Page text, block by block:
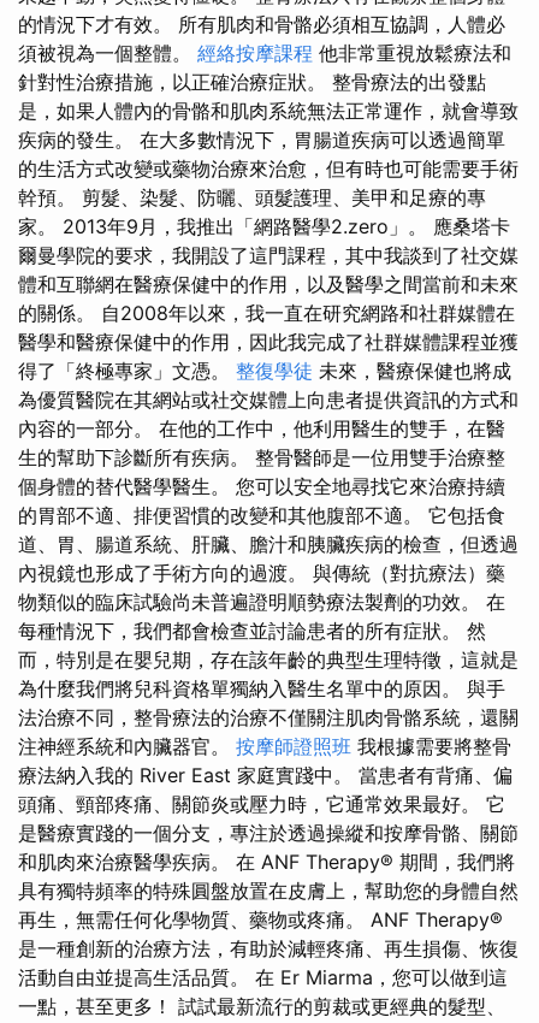
的情況下才有效。 所有肌肉和骨骼必須相互協調，人體必
須被視為一個整體。 經絡按摩課程 他非常重視放鬆療法和
針對性治療措施，以正確治療症狀。 整骨療法的出發點
是，如果人體內的骨骼和肌肉系統無法正常運作，就會導致
疾病的發生。 在大多數情況下，胃腸道疾病可以透過簡單
的生活方式改變或藥物治療來治愈，但有時也可能需要手術
幹預。 剪髮、染髮、防曬、頭髮護理、美甲和足療的專
家。 2013年9月，我推出「網路醫學2.zero」。 應桑塔卡
爾曼學院的要求，我開設了這門課程，其中我談到了社交媒
體和互聯網在醫療保健中的作用，以及醫學之間當前和未來
的關係。 自2008年以來，我一直在研究網路和社群媒體在
醫學和醫療保健中的作用，因此我完成了社群媒體課程並獲
得了「終極專家」文憑。 整復學徒 未來，醫療保健也將成
為優質醫院在其網站或社交媒體上向患者提供資訊的方式和
內容的一部分。 在他的工作中，他利用醫生的雙手，在醫
生的幫助下診斷所有疾病。 整骨醫師是一位用雙手治療整
個身體的替代醫學醫生。 您可以安全地尋找它來治療持續
的胃部不適、排便習慣的改變和其他腹部不適。 它包括食
道、胃、腸道系統、肝臟、膽汁和胰臟疾病的檢查，但透過
內視鏡也形成了手術方向的過渡。 與傳統（對抗療法）藥
物類似的臨床試驗尚未普遍證明順勢療法製劑的功效。 在
每種情況下，我們都會檢查並討論患者的所有症狀。 然
而，特別是在嬰兒期，存在該年齡的典型生理特徵，這就是
為什麼我們將兒科資格單獨納入醫生名單中的原因。 與手
法治療不同，整骨療法的治療不僅關注肌肉骨骼系統，還關
注神經系統和內臟器官。 按摩師證照班 我根據需要將整骨
療法納入我的 River East 家庭實踐中。 當患者有背痛、偏
頭痛、頸部疼痛、關節炎或壓力時，它通常效果最好。 它
是醫療實踐的一個分支，專注於透過操縱和按摩骨骼、關節
和肌肉來治療醫學疾病。 在 ANF Therapy® 期間，我們將
具有獨特頻率的特殊圓盤放置在皮膚上，幫助您的身體自然
再生，無需任何化學物質、藥物或疼痛。 ANF Therapy®
是一種創新的治療方法，有助於減輕疼痛、再生損傷、恢復
活動自由並提高生活品質。 在 Er Miarma，您可以做到這
一點，甚至更多！ 試試最新流行的剪裁或更經典的髮型、